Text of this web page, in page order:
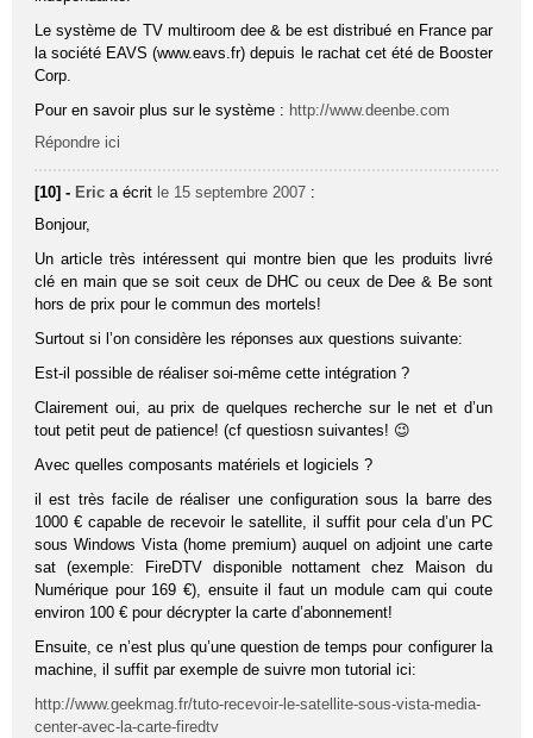
Le système de TV multiroom dee & be est distribué en France par
la société EAVS (www.eavs.fr) depuis le rachat cet été de Booster
Corp.
Pour en savoir plus sur le système : http://www.deenbe.com
Répondre ici
[10] - Eric a écrit le 15 septembre 2007 :
Bonjour,
Un article très intéressent qui montre bien que les produits livré
clé en main que se soit ceux de DHC ou ceux de Dee & Be sont
hors de prix pour le commun des mortels!
Surtout si l’on considère les réponses aux questions suivante:
Est-il possible de réaliser soi-même cette intégration ?
Clairement oui, au prix de quelques recherche sur le net et d’un
tout petit peut de patience! (cf questiosn suivantes! 😉
Avec quelles composants matériels et logiciels ?
il est très facile de réaliser une configuration sous la barre des
1000 € capable de recevoir le satellite, il suffit pour cela d’un PC
sous Windows Vista (home premium) auquel on adjoint une carte
sat (exemple: FireDTV disponible nottament chez Maison du
Numérique pour 169 €), ensuite il faut un module cam qui coute
environ 100 € pour décrypter la carte d’abonnement!
Ensuite, ce n’est plus qu’une question de temps pour configurer la
machine, il suffit par exemple de suivre mon tutorial ici:
http://www.geekmag.fr/tuto-recevoir-le-satellite-sous-vista-media-
center-avec-la-carte-firedtv